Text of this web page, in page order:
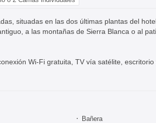
situadas en las dos últimas plantas del
a las montañas de Sierra Blanca o al
Wi-Fi gratuita, TV vía satélite,
Bañera